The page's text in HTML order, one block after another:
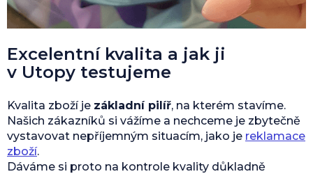
Excelentní kvalita a jak ji
v Utopy testujeme
Kvalita zboží je základní pilíř, na kterém stavíme.
Našich zákazníků si vážíme a nechceme je zbytečně
vystavovat nepříjemným situacím, jako je reklamace
zboží.
Dáváme si proto na kontrole kvality důkladně